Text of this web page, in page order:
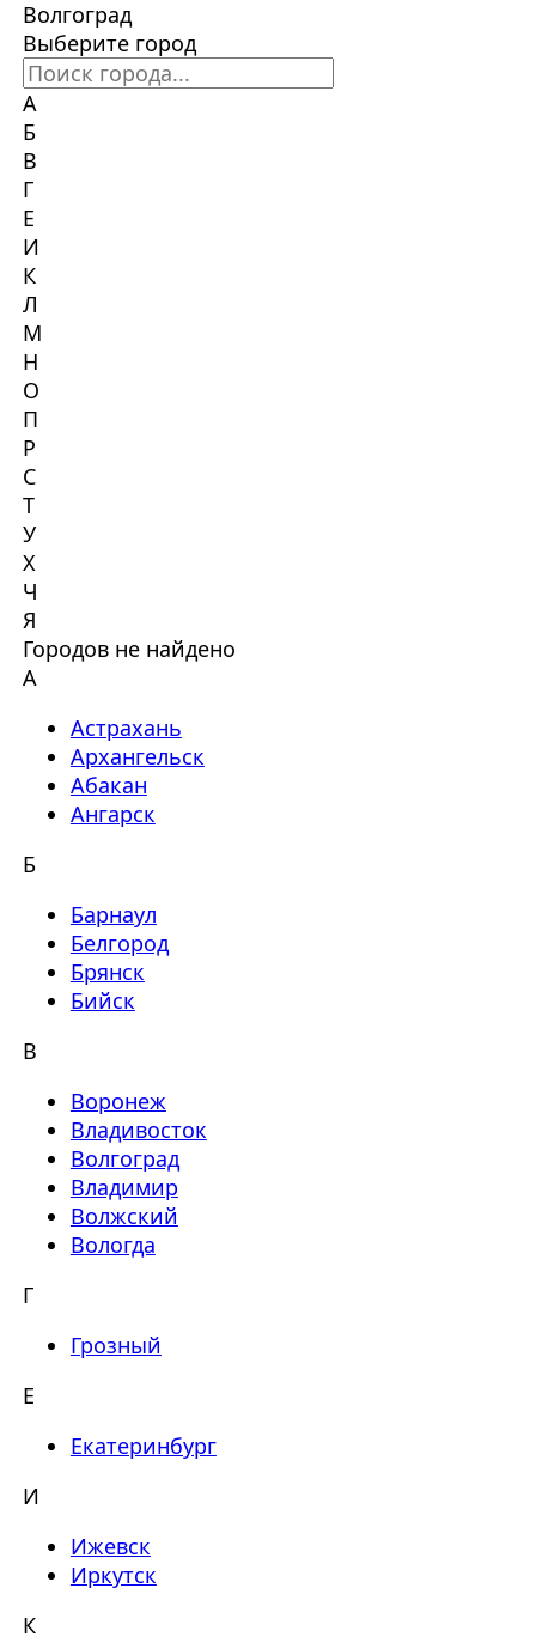
Волгоград
Выберите город
А
Б
В
Г
Е
И
К
Л
М
Н
О
П
Р
С
Т
У
Х
Ч
Я
Городов не найдено
А
Астрахань
Архангельск
Абакан
Ангарск
Б
Барнаул
Белгород
Брянск
Бийск
В
Воронеж
Владивосток
Волгоград
Владимир
Волжский
Вологда
Г
Грозный
Е
Екатеринбург
И
Ижевск
Иркутск
К